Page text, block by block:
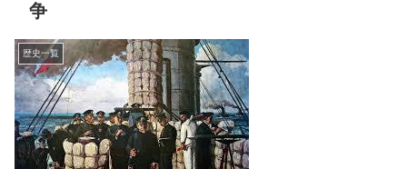
争
歴史一覧